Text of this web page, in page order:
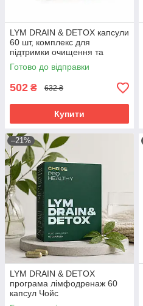
LYM DRAIN & DETOX капсули
60 шт, комплекс для
підтримки очищення та
обміну речовин, Чойс
Готово до відправки
502 ₴ 632 ₴
Купити
–21%
LYM DRAIN & DETOX
програма лімфодренаж 60
капсул Чойс